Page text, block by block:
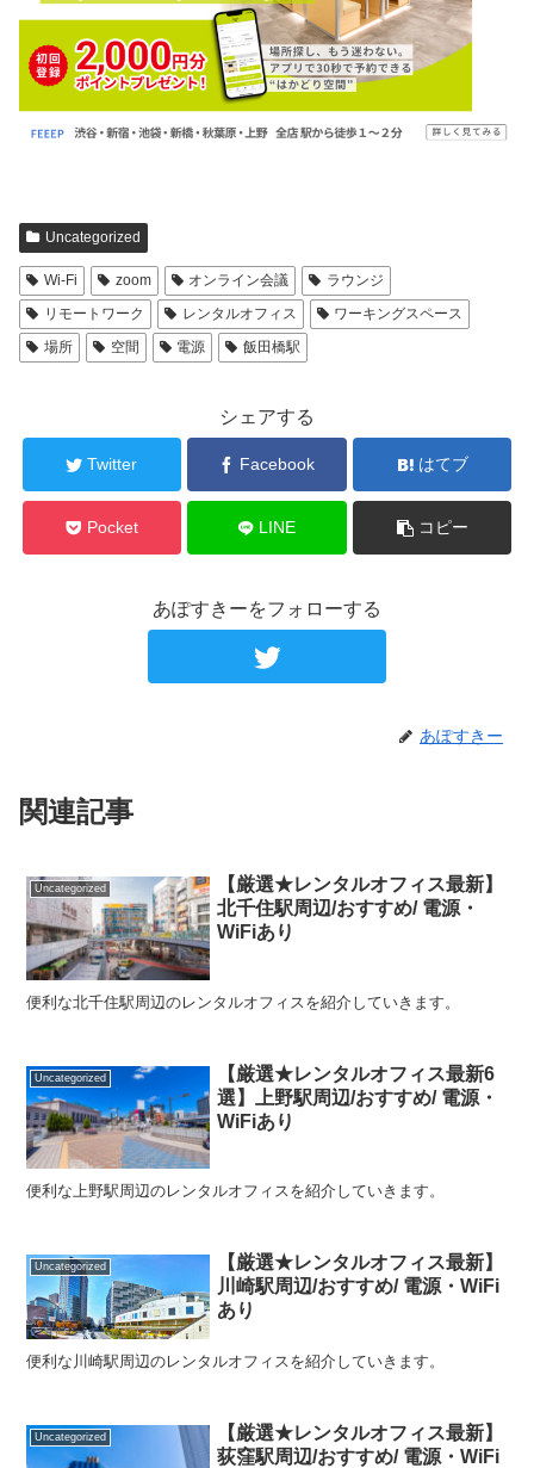
Uncategorized
Wi-Fi zoom オンライン会議
ラウンジ
リモートワーク
レンタルオフィス
ワーキングスペース
場所
空間 電源 飯田橋駅
シェアする
Twitter Facebook はてブ
Pocket LINE コピー
あぽすきーをフォローする
あぽすきー
関連記事
Uncategorized
【厳選★レンタルオフィス最新】
北千住駅周辺/おすすめ/ 電源・
WiFiあり
便利な北千住駅周辺のレンタルオフィスを紹介していきます。
Uncategorized
【厳選★レンタルオフィス最新6
選】上野駅周辺/おすすめ/ 電源・
WiFiあり
便利な上野駅周辺のレンタルオフィスを紹介していきます。
Uncategorized
【厳選★レンタルオフィス最新】
川崎駅周辺/おすすめ/ 電源・WiFi
あり
便利な川崎駅周辺のレンタルオフィスを紹介していきます。
Uncategorized
【厳選★レンタルオフィス最新】
荻窪駅周辺/おすすめ/ 電源・WiFi